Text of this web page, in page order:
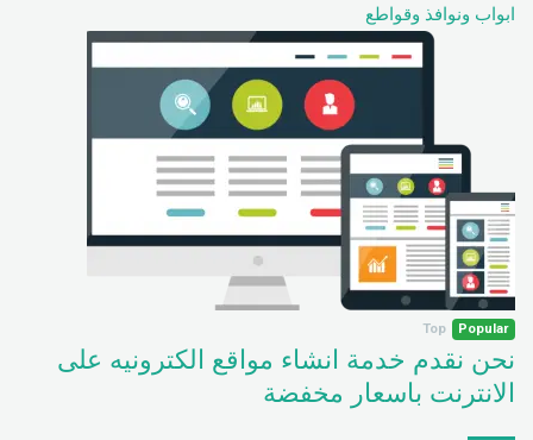
ابواب ونوافذ وقواطع
Popular
Top
نحن نقدم خدمة انشاء مواقع الكترونيه على
الانترنت باسعار مخفضة